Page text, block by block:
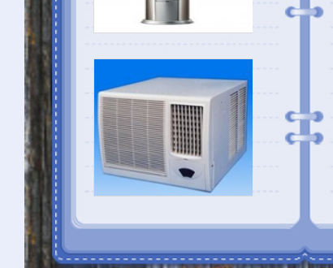
持良好的过
此外，
则室外机无
们具有专业的
总之，
存在故障，
（文/郑